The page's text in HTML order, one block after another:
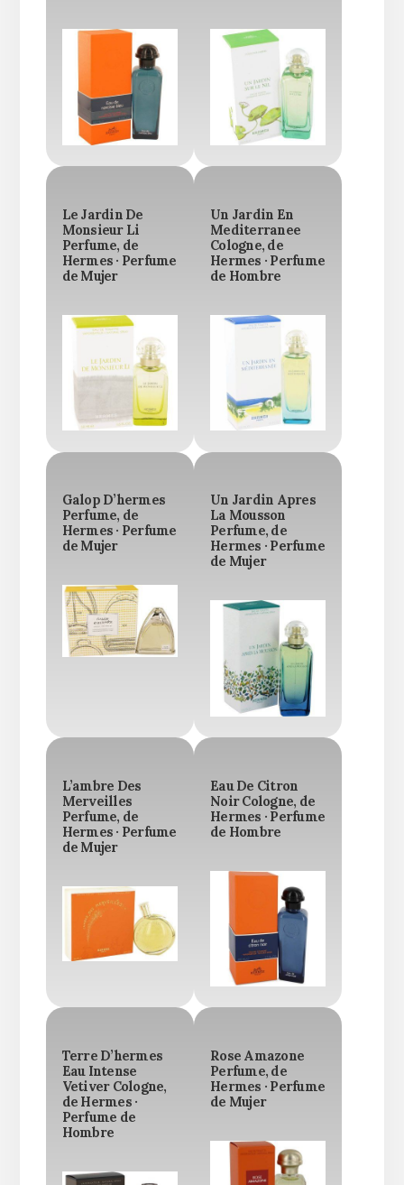
Le Jardin De
Monsieur Li
Perfume, de
Hermes · Perfume
de Mujer
Un Jardin En
Mediterranee
Cologne, de
Hermes · Perfume
de Hombre
Galop D’hermes
Perfume, de
Hermes · Perfume
de Mujer
Un Jardin Apres
La Mousson
Perfume, de
Hermes · Perfume
de Mujer
L’ambre Des
Merveilles
Perfume, de
Hermes · Perfume
de Mujer
Eau De Citron
Noir Cologne, de
Hermes · Perfume
de Hombre
Terre D’hermes
Eau Intense
Vetiver Cologne,
de Hermes ·
Perfume de
Hombre
Rose Amazone
Perfume, de
Hermes · Perfume
de Mujer